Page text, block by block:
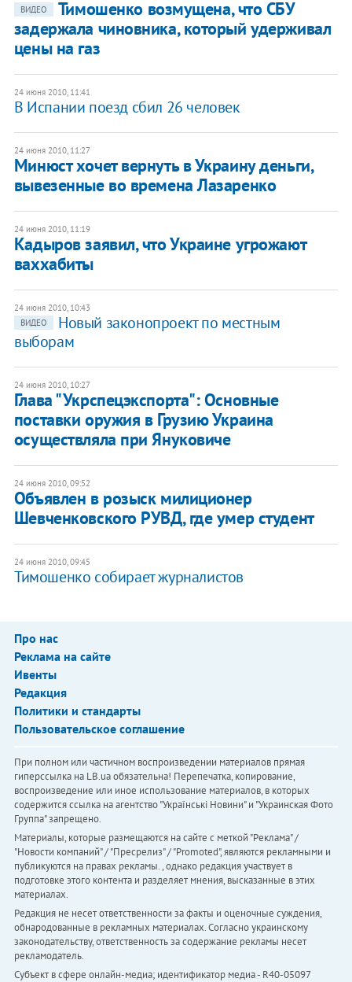
ВИДЕО
Тимошенко возмущена, что СБУ
задержала чиновника, который удерживал
цены на газ
24 июня 2010, 11:41
В Испании поезд сбил 26 человек
24 июня 2010, 11:27
Минюст хочет вернуть в Украину деньги,
вывезенные во времена Лазаренко
24 июня 2010, 11:19
Кадыров заявил, что Украине угрожают
ваххабиты
24 июня 2010, 10:43
ВИДЕО
Новый законопроект по местным
выборам
24 июня 2010, 10:27
Глава "Укрспецэкспорта": Основные
поставки оружия в Грузию Украина
осуществляла при Януковиче
24 июня 2010, 09:52
Объявлен в розыск милиционер
Шевченковского РУВД, где умер студент
24 июня 2010, 09:45
Тимошенко собирает журналистов
Про нас
Реклама на сайте
Ивенты
Редакция
Политики и стандарты
Пользовательское соглашение
При полном или частичном воспроизведении материалов прямая
гиперссылка на LB.ua обязательна! Перепечатка, копирование,
воспроизведение или иное использование материалов, в которых
содержится ссылка на агентство "Українськi Новини" и "Украинская Фото
Группа" запрещено.
Материалы, которые размещаются на сайте с меткой "Реклама" /
"Новости компаний" / "Пресрелиз" / "Promoted", являются рекламными и
публикуются на правах рекламы. , однако редакция участвует в
подготовке этого контента и разделяет мнения, высказанные в этих
материалах.
Редакция не несет ответственности за факты и оценочные суждения,
обнародованные в рекламных материалах. Согласно украинскому
законодательству, ответственность за содержание рекламы несет
рекламодатель.
Субъект в сфере онлайн-медиа; идентификатор медиа - R40-05097